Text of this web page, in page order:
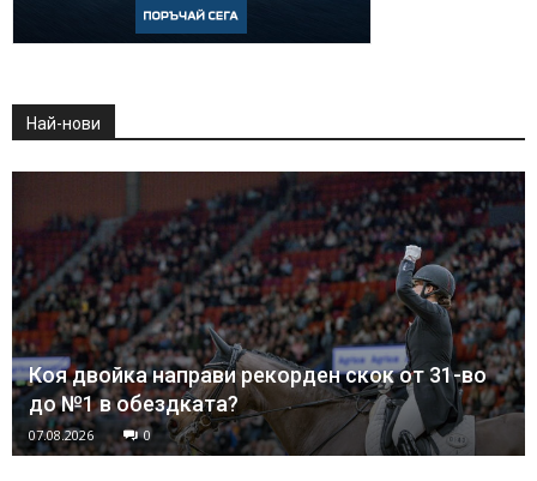
Най-нови
Коя двойка направи рекорден скок от 31-во
до №1 в обездката?
07.08.2026 0